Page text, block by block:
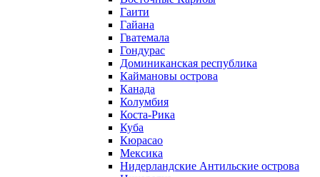
Гаити
Гайана
Гватемала
Гондурас
Доминиканская республика
Каймановы острова
Канада
Колумбия
Коста-Рика
Куба
Кюрасао
Мексика
Нидерландские Антильские острова